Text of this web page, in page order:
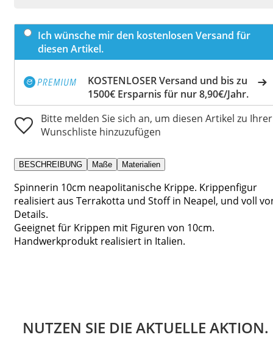
Ich wünsche mir den kostenlosen Versand für
diesen Artikel.
KOSTENLOSER Versand und bis zu
1500€ Ersparnis für nur 8,90€/Jahr.
Bitte melden Sie sich an, um diesen Artikel zu Ihrer
Wunschliste hinzuzufügen
BESCHREIBUNG Maße Materialien
Spinnerin 10cm neapolitanische Krippe. Krippenfigur
realisiert aus Terrakotta und Stoff in Neapel, und voll
Details.
Geeignet für Krippen mit Figuren von 10cm.
Handwerkprodukt realisiert in Italien.
NUTZEN SIE DIE AKTUELLE AKTION.